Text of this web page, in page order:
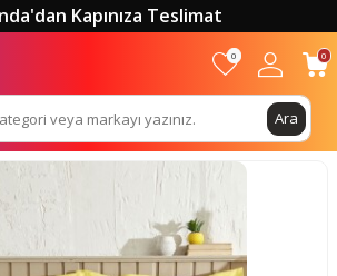
Kapınıza Teslimat
Ara
0 0